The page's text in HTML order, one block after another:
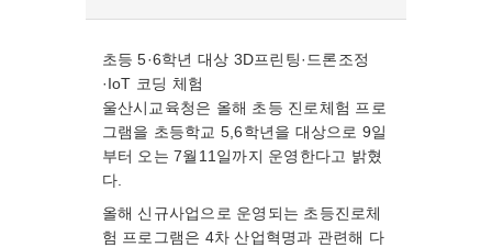
초등 5·6학년 대상 3D프린팅·드론조정
·IoT 코딩 체험
울산시교육청은 올해 초등 진로체험 프로
그램을 초등학교 5,6학년을 대상으로 9일
부터 오는 7월11일까지 운영한다고 밝혔
다.
올해 신규사업으로 운영되는 초등진로체
험 프로그램은 4차 산업혁명과 관련해 다